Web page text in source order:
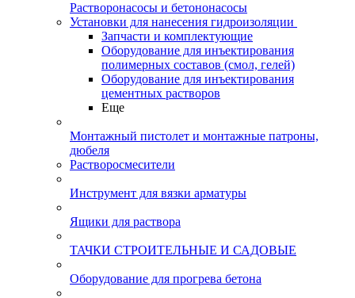
Растворонасосы и бетононасосы
Установки для нанесения гидроизоляции
Запчасти и комплектующие
Оборудование для инъектирования
полимерных составов (смол, гелей)
Оборудование для инъектирования
цементных растворов
Еще
Монтажный пистолет и монтажные патроны,
дюбеля
Растворосмесители
Инструмент для вязки арматуры
Ящики для раствора
ТАЧКИ СТРОИТЕЛЬНЫЕ И САДОВЫЕ
Оборудование для прогрева бетона